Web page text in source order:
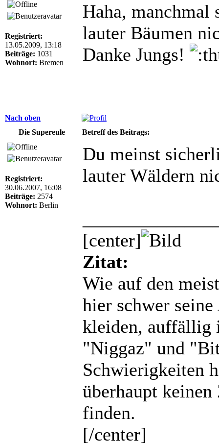
Registriert:
13.05.2009, 13:18
Beiträge: 1031
Wohnort: Bremen
Haha,
lauter Bäumen
Danke Jungs!
Nach oben
Die Supereule
Betreff des Beitrags:
Registriert:
30.06.2007, 16:08
Beiträge: 2574
Wohnort: Berlin
Du meinst
lauter Wäldern
[center]
Zitat:
Wie auf den
hier schwer
kleiden, auffällig
"Niggaz" und
Schwierigkeiten
überhaupt
finden.
[/center]